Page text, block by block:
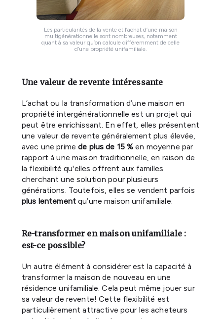
Les particularités de la vente et l’achat d’une maison
multigénérationnelle sont nombreuses, notamment
quant à sa valeur qu’on calcule différemment de celle
d’une propriété unifamiliale.
Une valeur de revente intéressante
L’achat ou la transformation d’une maison en
propriété intergénérationnelle est un projet qui
peut être enrichissant. En effet, elles présentent
une valeur de revente généralement plus élevée,
avec une primede plus de 15 % en moyenne par
rapport à une maison traditionnelle, en raison de
la flexibilité qu'elles offrent aux familles
cherchant une solution pour plusieurs
générations. Toutefois, elles se vendent parfois
plus lentementqu’une maison unifamiliale.
Re-transformer en maison unifamiliale :
est-ce possible?
Un autre élément à considérer est la capacité à
transformer la maison de nouveau en une
résidence unifamiliale. Cela peut même jouer sur
sa valeur de revente! Cette flexibilité est
particulièrement attractive pour les acheteurs